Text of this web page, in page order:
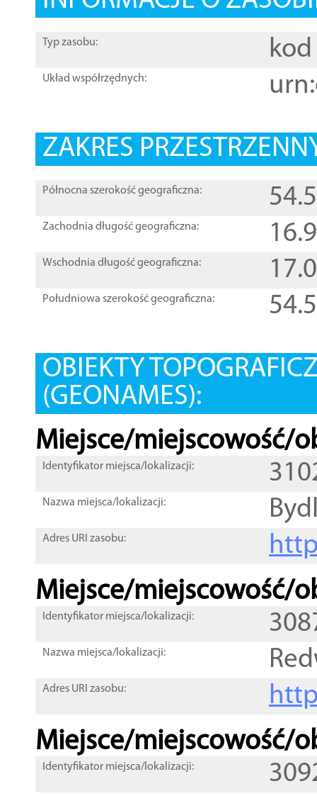
Typ zasobu: kod
Układ współrzędnych:
ZAKRES
Północna szerokość geograficzna:
Zachodnia długość geograficzna:
Wschodnia długość geograficzna:
Południowa szerokość geograficzna:
OBIEKTY
(GEONAMES):
Miejsce/miejscowość/
Identyfikator miejsca/lokalizacji:
Nazwa miejsca/lokalizacji:
Adres URI zasobu:
Miejsce/miejscowość/
Identyfikator miejsca/lokalizacji:
Nazwa miejsca/lokalizacji:
Adres URI zasobu:
Miejsce/miejscowość/
Identyfikator miejsca/lokalizacji: